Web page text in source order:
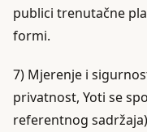
publici trenutačne
formi.
7) Mjerenje i
privatnost, Yoti se
referentnog